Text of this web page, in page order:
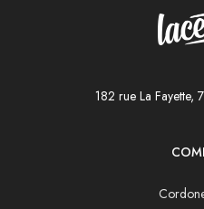
182 rue La Fayette,